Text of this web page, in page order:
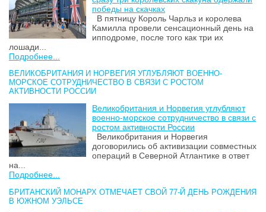
победы на скачках
В пятницу Король Чарльз и королева
Камилла провели сенсационный день на
ипподроме, после того как три их
лошади...
Подробнее...
ВЕЛИКОБРИТАНИЯ И НОРВЕГИЯ УГЛУБЛЯЮТ ВОЕННО-
МОРСКОЕ СОТРУДНИЧЕСТВО В СВЯЗИ С РОСТОМ
АКТИВНОСТИ РОССИИ
Великобритания и Норвегия углубляют
военно-морское сотрудничество в связи с
ростом активности России
Великобритания и Норвегия
договорились об активизации совместных
операций в Северной Атлантике в ответ
на...
Подробнее...
БРИТАНСКИЙ МОНАРХ ОТМЕЧАЕТ СВОЙ 77-Й ДЕНЬ РОЖДЕНИЯ
В ЮЖНОМ УЭЛЬСЕ